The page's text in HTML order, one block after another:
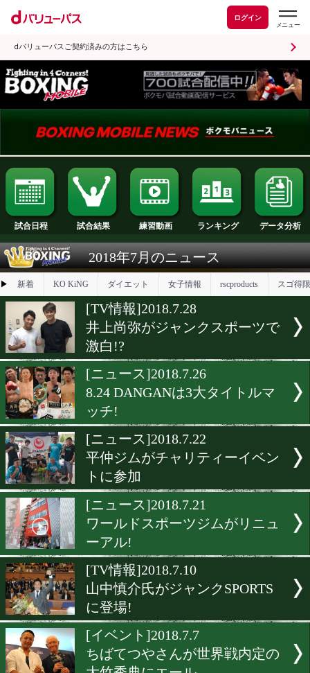
ログイン
dバリューパスご契約済みの方はこちら
試合日程 試合結果 練習動画 ランキング
2018年7月のニュース
▶ 新着 KO KiNG
[TV情報]2018.7.28
井上尚弥がジャンクスポー
激白!?
[ニュース]2018.7.26
8.24 DANGANは3大タイト
ッチ!
[ニュース]2018.7.22
平仲ジムがチャリティーイ
トに参加
[ニュース]2018.7.21
ワールドスポーツジムがリ
ーアル!